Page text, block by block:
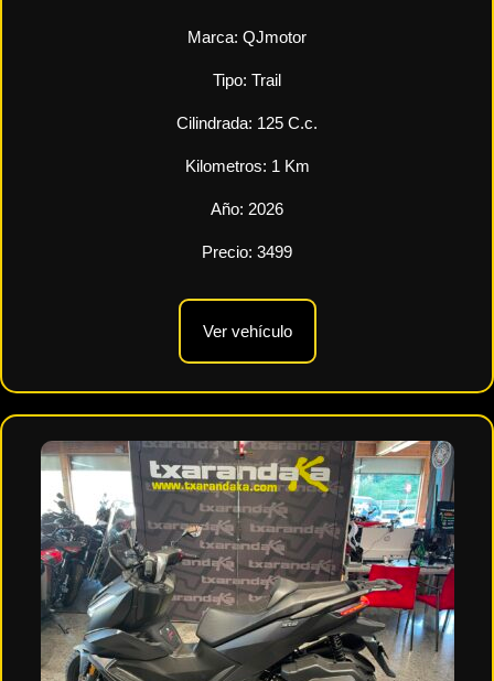
Marca: QJmotor
Tipo: Trail
Cilindrada: 125 C.c.
Kilometros: 1 Km
Año: 2026
Precio: 3499
Ver vehículo